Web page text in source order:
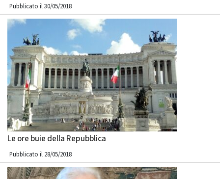
Pubblicato il 30/05/2018
Le ore buie della Repubblica
Pubblicato il 28/05/2018